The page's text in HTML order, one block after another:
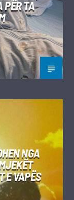
PËR TA
NGA
E VAPËS